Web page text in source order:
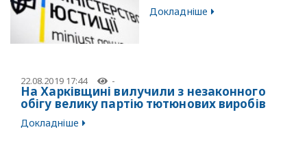
Докладніше
22.08.2019 17:44 -
На Харківщині вилучили з незаконного
обігу велику партію тютюнових виробів
Докладніше